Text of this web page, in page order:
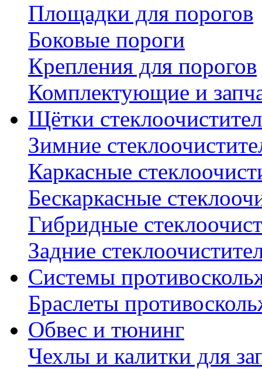
Площадки для порогов
Боковые пороги
Крепления для порогов
Комплектующие и
Щётки
Зимние
Каркасные
Бескаркасные
Гибридные
Задние
Системы
Браслеты
Обвес и тюнинг
Чехлы и калитки для